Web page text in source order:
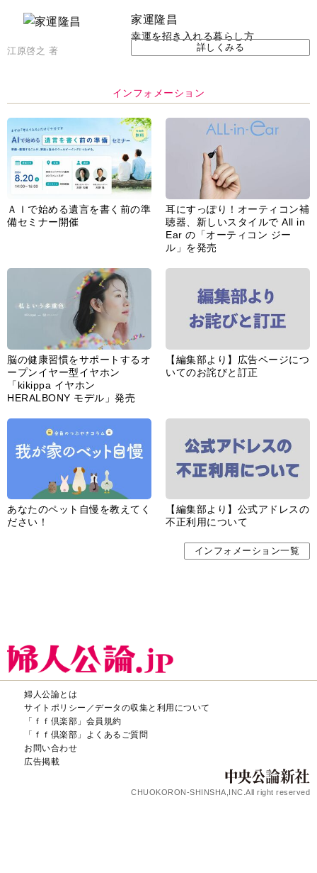
家運隆昌
幸運を招き入れる暮らし方
江原啓之 著 詳しくみる
インフォメーション
ＡＩで始める遺言を書く前の準
備セミナー開催
耳にすっぽり！オーティコン補
聴器、新しいスタイルで All in
Ear の「オーティコン ジー
ル」を発売
脳の健康習慣をサポートするオ
ープンイヤー型イヤホン
「kikippa イヤホン
HERALBONY モデル」発売
【編集部より】広告ページにつ
いてのお詫びと訂正
あなたのペット自慢を教えてく
ださい！
【編集部より】公式アドレスの
不正利用について
インフォメーション一覧
婦人公論とは
サイトポリシー／データの収集と利用について
「ｆｆ倶楽部」会員規約
「ｆｆ倶楽部」よくあるご質問
お問い合わせ
広告掲載
CHUOKORON-SHINSHA,INC.All right reserved